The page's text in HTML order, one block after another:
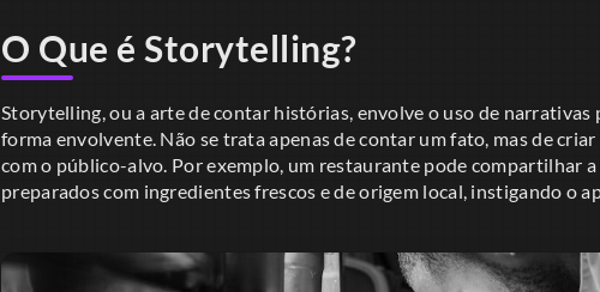
O Que é Storytelling?
Storytelling, ou a arte de contar histórias, envolve o uso de narrativas
forma envolvente. Não se trata apenas de contar um fato, mas de
com o público-alvo. Por exemplo, um restaurante pode compartilhar
preparados com ingredientes frescos e de origem local, instigando o